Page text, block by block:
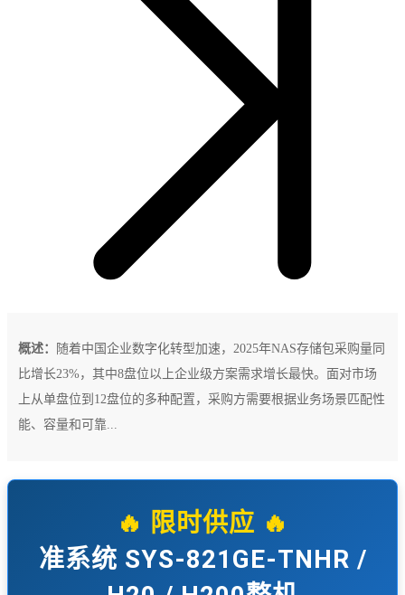
概述：
随着中国企业数字化转型加速，2025年NAS存储包采购量同
比增长23%，其中8盘位以上企业级方案需求增长最快。面对市场
上从单盘位到12盘位的多种配置，采购方需要根据业务场景匹配性
能、容量和可靠...
🔥 限时供应 🔥
准系统 SYS-821GE-TNHR /